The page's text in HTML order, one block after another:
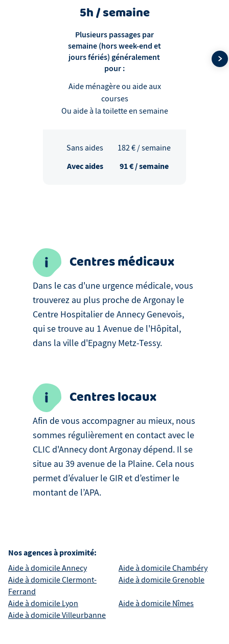
5h / semaine
Plusieurs passages par
semaine (hors week-end et
jours fériés) généralement
pour :
Aide ménagère ou aide aux
courses
Ou aide à la toilette en semaine
Sans aides 182€ / semaine
Avec aides 91€ / semaine
Centres médicaux
Dans le cas d'une urgence médicale, vous
trouverez au plus proche de Argonay le
Centre Hospitalier de Annecy Genevois,
qui se trouve au 1 Avenue de l'Hôpital,
dans la ville d'Epagny Metz-Tessy.
Centres locaux
Afin de vous accompagner au mieux, nous
sommes régulièrement en contact avec le
CLIC d'Annecy dont Argonay dépend. Il se
situe au 39 avenue de la Plaine. Cela nous
permet d’évaluer le GIR et d’estimer le
montant de l’APA.
Nos agences à proximité:
Aide à domicileAnnecy Aide à domicileChambéry
Aide à domicileClermont-
Ferrand
Aide à domicileGrenoble
Aide à domicile Lyon Aide à domicile Nîmes
Aide à domicileVilleurbanne